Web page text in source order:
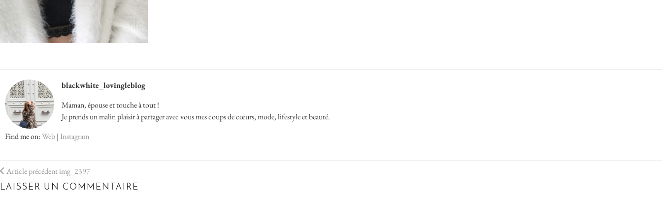
blackwhite_lovingleblog
Maman, épouse et touche à tout !
Je prends un malin plaisir à partager avec vous mes coups de cœurs, mode, lifestyle et beauté.
Find me on:Web| Instagram
Article précédentimg_2397
LAISSER UN COMMENTAIRE